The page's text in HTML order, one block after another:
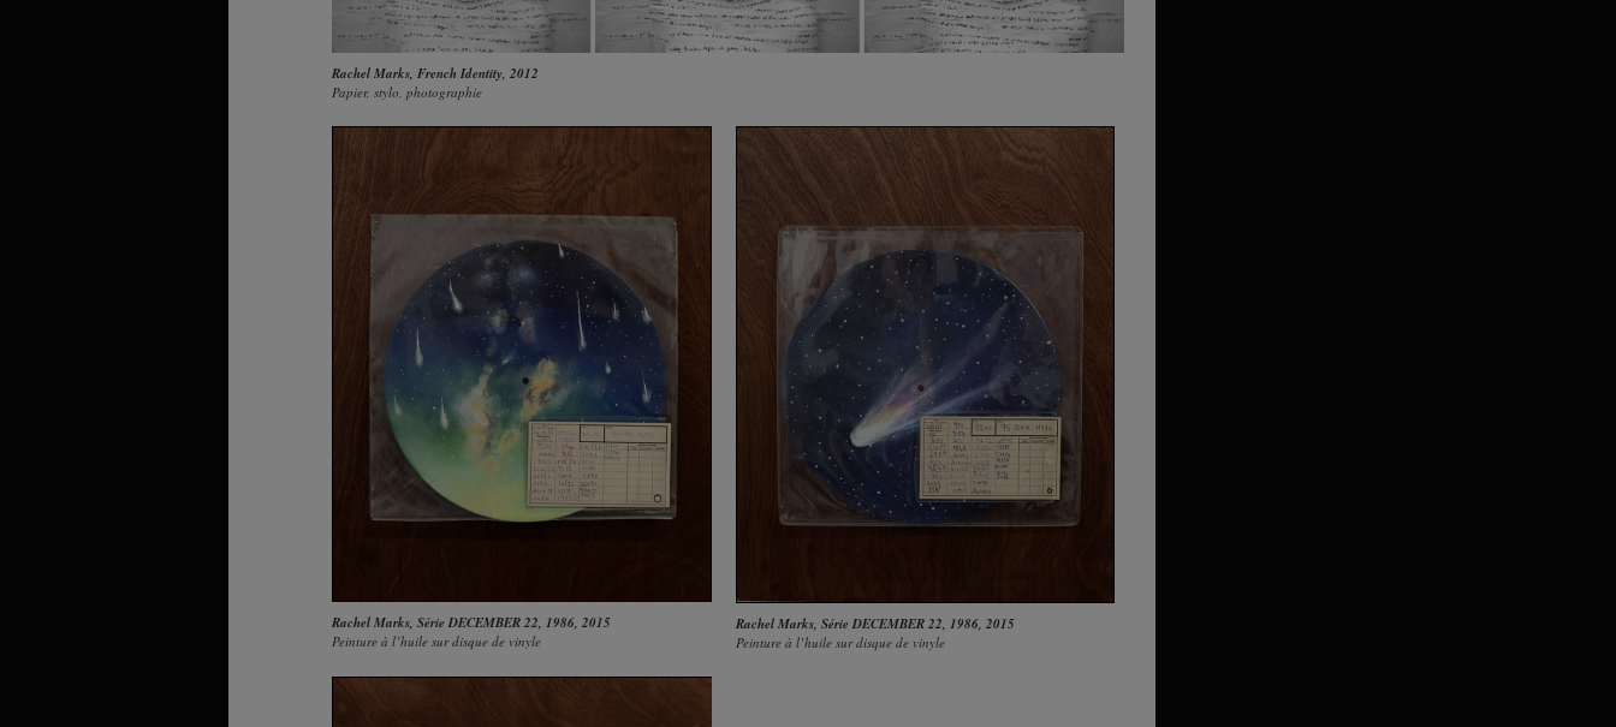
Rachel Marks, French Identity, 2012
Papier, stylo, photographie
Rachel Marks, Série DECEMBER 22, 1986, 2015
Peinture à l’huile sur disque de vinyle
Rachel Marks, Série DECEMBER 22, 1986, 2015
Peinture à l’huile sur disque de vinyle